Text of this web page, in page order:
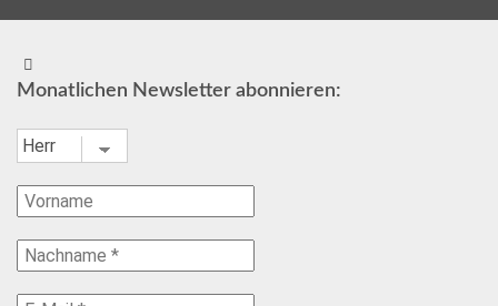
Monatlichen Newsletter abonnieren: